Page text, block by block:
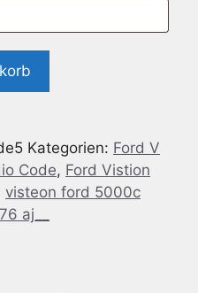
Kategorien: Ford V
Code, Ford Vistion
visteon ford 5000c
aj__